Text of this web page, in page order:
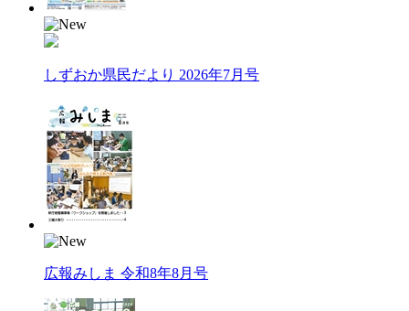
しずおか県民だより 2026年7月号
広報みしま 令和8年8月号